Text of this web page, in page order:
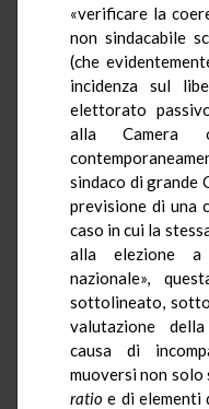
«verificare la
non sindacabile
(che
incidenza sul
elettorato
alla
sindaco di grande
previsione di una
caso in cui la
alla elezione a
nazionale»,
sottolineato,
valutazione
causa di
muoversi non
ratio e di elementi